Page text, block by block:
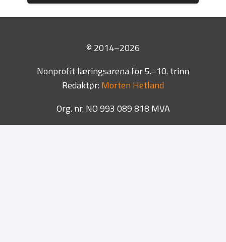
© 2014–2026
Nonprofit læringsarena for 5.–10. trinn
Redaktør:Morten Hetland
Org. nr. NO 993 089 818 MVA